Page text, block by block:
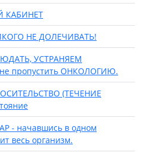
КАБИНЕТ
НЕ ДОЛЕЧИВАТЬ!
УСТРАНЯЕМ
пропустить ОНКОЛОГИЮ.
(ТЕЧЕНИЕ
- начавшись в одном
весь организм.